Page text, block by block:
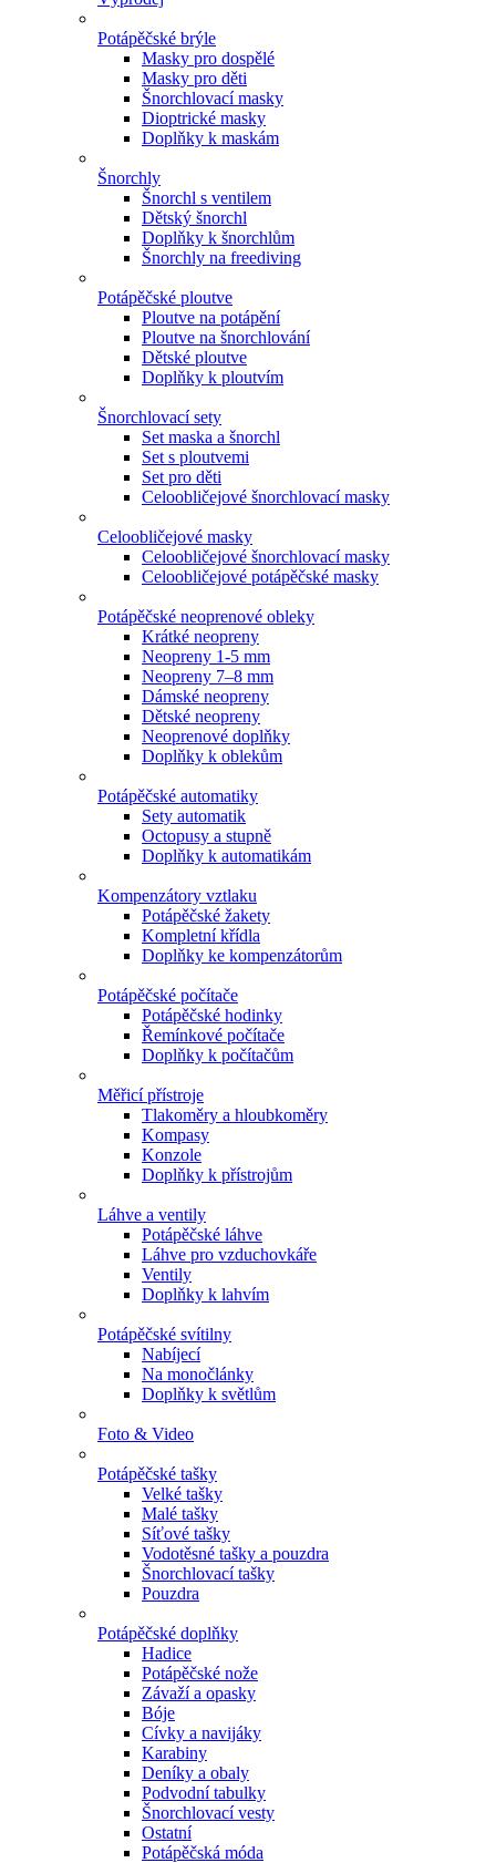
Potápěčské brýle
Masky pro dospělé
Masky pro děti
Šnorchlovací masky
Dioptrické masky
Doplňky k maskám
Šnorchly
Šnorchl s ventilem
Dětský šnorchl
Doplňky k šnorchlům
Šnorchly na freediving
Potápěčské ploutve
Ploutve na potápění
Ploutve na šnorchlování
Dětské ploutve
Doplňky k ploutvím
Šnorchlovací sety
Set maska a šnorchl
Set s ploutvemi
Set pro děti
Celoobličejové šnorchlovací masky
Celoobličejové masky
Celoobličejové šnorchlovací masky
Celoobličejové potápěčské masky
Potápěčské neoprenové obleky
Krátké neopreny
Neopreny 1-5 mm
Neopreny 7–8 mm
Dámské neopreny
Dětské neopreny
Neoprenové doplňky
Doplňky k oblekům
Potápěčské automatiky
Sety automatik
Octopusy a stupně
Doplňky k automatikám
Kompenzátory vztlaku
Potápěčské žakety
Kompletní křídla
Doplňky ke kompenzátorům
Potápěčské počítače
Potápěčské hodinky
Řemínkové počítače
Doplňky k počítačům
Měřicí přístroje
Tlakoměry a hloubkoměry
Kompasy
Konzole
Doplňky k přístrojům
Láhve a ventily
Potápěčské láhve
Láhve pro vzduchovkáře
Ventily
Doplňky k lahvím
Potápěčské svítilny
Nabíjecí
Na monočlánky
Doplňky k světlům
Foto & Video
Potápěčské tašky
Velké tašky
Malé tašky
Síťové tašky
Vodotěsné tašky a pouzdra
Šnorchlovací tašky
Pouzdra
Potápěčské doplňky
Hadice
Potápěčské nože
Závaží a opasky
Bóje
Cívky a navijáky
Karabiny
Deníky a obaly
Podvodní tabulky
Šnorchlovací vesty
Ostatní
Potápěčská móda